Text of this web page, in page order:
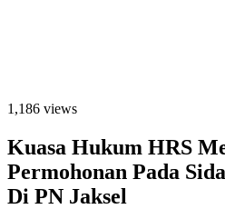
1,186 views
Kuasa Hukum HRS
Permohonan Pada
Di PN Jaksel